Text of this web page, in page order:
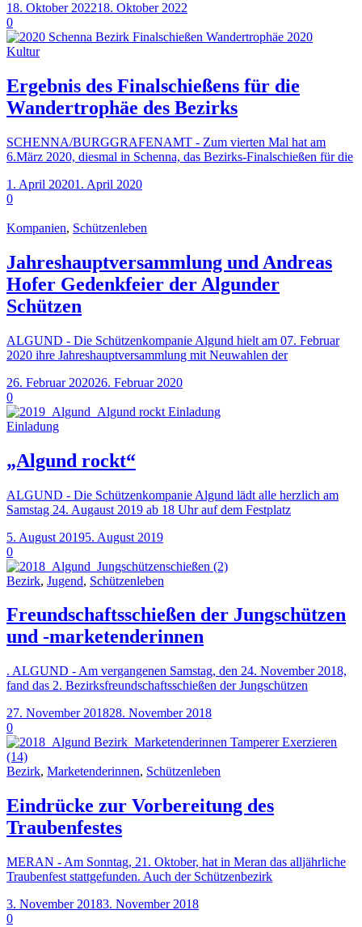
18. Oktober 202218. Oktober 2022
0
Kultur
Ergebnis des Finalschießens für die
Wandertrophäe des Bezirks
SCHENNA/BURGGRAFENAMT - Zum vierten Mal hat am
6.März 2020, diesmal in Schenna, das Bezirks-Finalschießen für die
1. April 20201. April 2020
0
Kompanien, Schützenleben
Jahreshauptversammlung und Andreas
Hofer Gedenkfeier der Algunder
Schützen
ALGUND - Die Schützenkompanie Algund hielt am 07. Februar
2020 ihre Jahreshauptversammlung mit Neuwahlen der
26. Februar 202026. Februar 2020
0
Einladung
„Algund rockt“
ALGUND - Die Schützenkompanie Algund lädt alle herzlich am
Samstag 24. Augaust 2019 ab 18 Uhr auf dem Festplatz
5. August 20195. August 2019
0
Bezirk, Jugend, Schützenleben
Freundschaftsschießen der Jungschützen
und -marketenderinnen
. ALGUND - Am vergangenen Samstag, den 24. November 2018,
fand das 2. Bezirksfreundschaftsschießen der Jungschützen
27. November 201828. November 2018
0
Bezirk, Marketenderinnen, Schützenleben
Eindrücke zur Vorbereitung des
Traubenfestes
MERAN - Am Sonntag, 21. Oktober, hat in Meran das alljährliche
Traubenfest stattgefunden. Auch der Schützenbezirk
3. November 20183. November 2018
0